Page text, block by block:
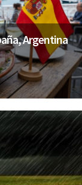
Argentina